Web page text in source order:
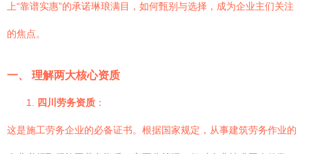
上“靠谱实惠”的承诺琳琅满目，如何甄别与选择，成为企业主们关注
的焦点。
一、 理解两大核心资质
1. 四川劳务资质 ：
这是施工劳务企业的必备证书。根据国家规定，从事建筑劳务作业的